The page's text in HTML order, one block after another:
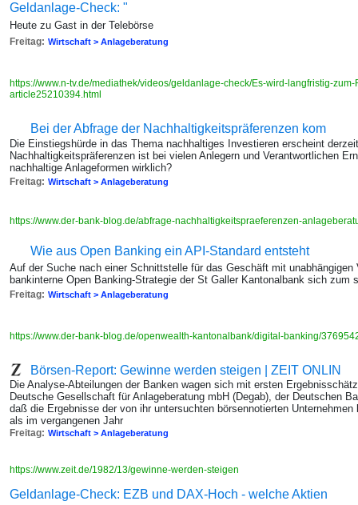
Geldanlage-Check: "
Heute zu Gast in der Telebörse
Freitag: Wirtschaft > Anlageberatung
https://www.n-tv.de/mediathek/videos/geldanlage-check/Es-wird-langfristig-
article25210394.html
Bei der Abfrage der Nachhaltigkeitspräferenzen kom
Die Einstiegshürde in das Thema nachhaltiges Investieren erscheint
Nachhaltigkeitspräferenzen ist bei vielen Anlegern und Verantwortlichen
nachhaltige Anlageformen wirklich?
Freitag: Wirtschaft > Anlageberatung
https://www.der-bank-blog.de/abfrage-nachhaltigkeitspraeferenzen-
Wie aus Open Banking ein API-Standard entsteht
Auf der Suche nach einer Schnittstelle für das Geschäft mit
bankinterne Open Banking-Strategie der St Galler Kantonalbank sich zum
Freitag: Wirtschaft > Anlageberatung
https://www.der-bank-blog.de/openwealth-kantonalbank/digital-banking/
Börsen-Report: Gewinne werden steigen | ZEIT ONLIN
Die Analyse-Abteilungen der Banken wagen sich mit ersten
Deutsche Gesellschaft für Anlageberatung mbH (Degab), der Deutschen
daß die Ergebnisse der von ihr untersuchten börsennotierten
als im vergangenen Jahr
Freitag: Wirtschaft > Anlageberatung
https://www.zeit.de/1982/13/gewinne-werden-steigen
Geldanlage-Check: EZB und DAX-Hoch - welche Aktien